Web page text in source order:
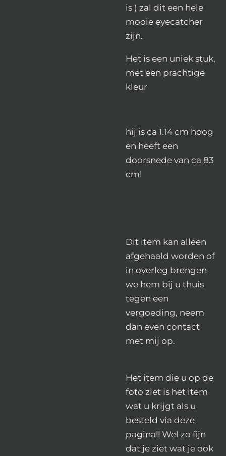
is ) zal dit een hele
mooie eyecatcher
zijn.
Het is een uniek stuk,
met een prachtige
kleur
hij is ca 1.14 cm hoog
en heeft een
doorsnede van ca 83
cm!
Dit item kan alleen
afgehaald worden of
in overleg brengen
we hem bij u thuis
tegen een
vergoeding, neem
dan even contact
met mij op.
Het item die u op de
foto ziet is het item
wat u krijgt als u
besteld via deze
pagina!! Wel zo fijn
dat je ziet wat je ook